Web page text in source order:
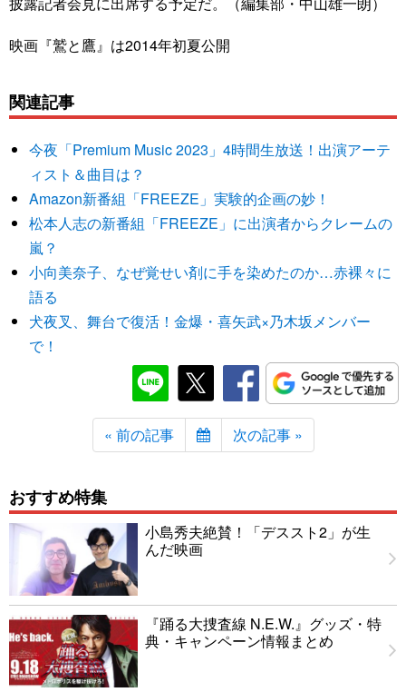
映画『鷲と鷹』は2014年初夏公開
関連記事
今夜「Premium Music 2023」4時間生放送！出演アーテ
ィスト＆曲目は？
Amazon新番組「FREEZE」実験的企画の妙！
松本人志の新番組「FREEZE」に出演者からクレームの
嵐？
小向美奈子、なぜ覚せい剤に手を染めたのか…赤裸々に
語る
犬夜叉、舞台で復活！金爆・喜矢武×乃木坂メンバー
で！
« 前の記事 次の記事 »
おすすめ特集
小島秀夫絶賛！「デススト2」が生
んだ映画
『踊る大捜査線 N.E.W.』グッズ・特
典・キャンペーン情報まとめ